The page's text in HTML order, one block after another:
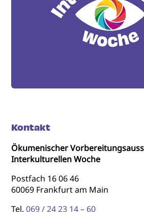
Kontakt
Ökumenischer
Interkulturellen Woche
Postfach 16 06 46
60069 Frankfurt am Main
Tel.069 / 24 23 14 – 60